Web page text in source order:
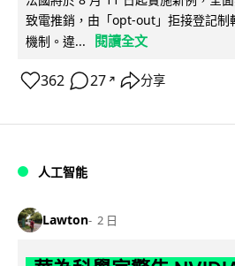
致電推銷，由「opt-out」拒接登記
機制。違...
閱讀全文
362 27 ↗ 分享
人工智能
Lawton 2 日